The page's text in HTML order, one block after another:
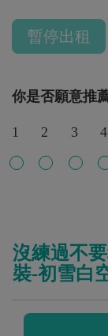
暫停出租
你是否願意推
1 2 3 4
沒練過不
裝-初雪白